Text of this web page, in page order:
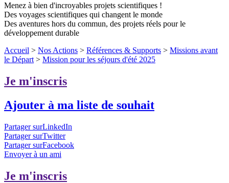
Menez à bien d'incroyables projets scientifiques !
Des voyages scientifiques qui changent le monde
Des aventures hors du commun, des projets réels pour le
développement durable
Accueil > Nos Actions > Références & Supports > Missions avant
le Départ > Mission pour les séjours d'été 2025
Je m'inscris
Ajouter à ma liste de souhait
Partager surLinkedIn
Partager surTwitter
Partager surFacebook
Envoyer à un ami
Je m'inscris